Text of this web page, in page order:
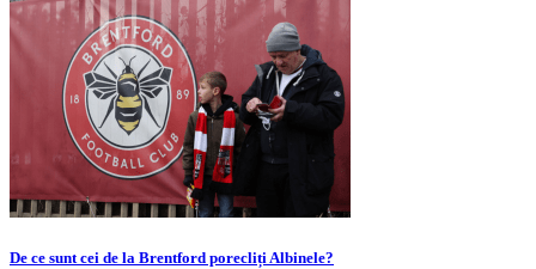
De ce sunt cei de la Brentford porecliți Albinele?